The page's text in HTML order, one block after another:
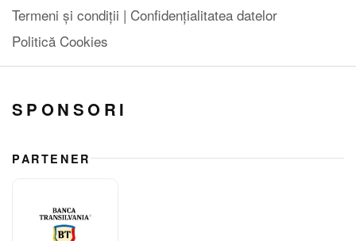
Termeni și condiții | Confidențialitatea datelor
Politică Cookies
SPONSORI
PARTENER